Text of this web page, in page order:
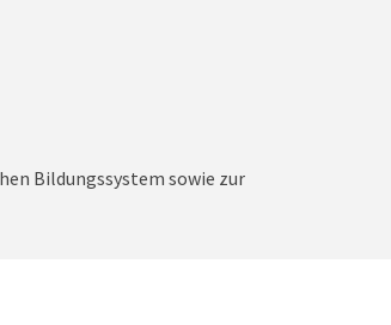
Bildungssystem sowie zur